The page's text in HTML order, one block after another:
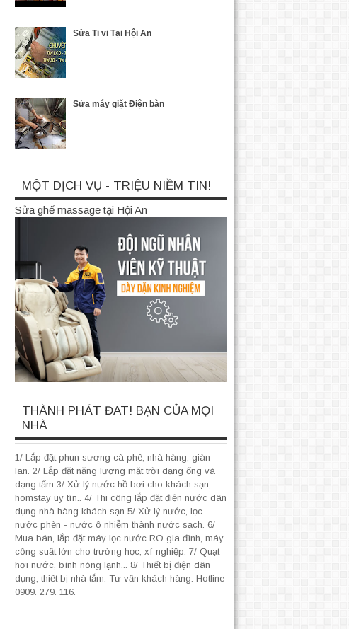
Sửa Ti vi Tại Hội An
Sửa máy giặt Điện bàn
MỘT DỊCH VỤ - TRIỆU NIỀM TIN!
Sửa ghế massage tại Hội An
THÀNH PHÁT ĐAT! BẠN CỦA MỌI
NHÀ
1/ Lắp đặt phun sương cà phê, nhà hàng, giàn
lan. 2/ Lắp đặt năng lượng mặt trời dạng ống và
dạng tấm 3/ Xử lý nước hồ bơi cho khách sạn,
homstay uy tín.. 4/ Thi công lắp đặt điện nước dân
dụng nhà hàng khách sạn 5/ Xử lý nước, lọc
nước phèn - nước ô nhiễm thành nước sạch. 6/
Mua bán, lắp đặt máy lọc nước RO gia đình, máy
công suất lớn cho trường học, xí nghiệp. 7/ Quạt
hơi nước, bình nóng lạnh... 8/ Thiết bị điện dân
dụng, thiết bị nhà tắm. Tư vấn khách hàng: Hotline
0909. 279. 116.